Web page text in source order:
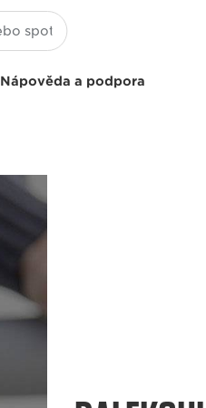
Nápověda a podpora